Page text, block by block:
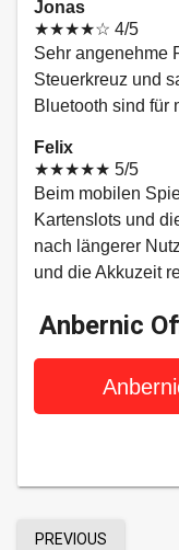
Jonas
★★★★☆ 4/5
Sehr angenehme
Steuerkreuz und
Bluetooth sind für
Felix
★★★★★ 5/5
Beim mobilen
Kartenslots und
nach längerer
und die Akkuzeit
Anbernic
PREVIOUS